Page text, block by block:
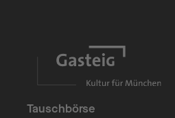
München
Tauschbörse